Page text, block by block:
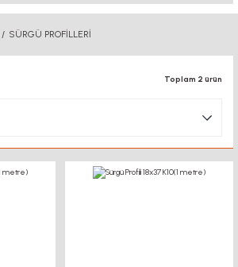
SÜRGÜ PROFİLLERİ
Toplam 2 ürün